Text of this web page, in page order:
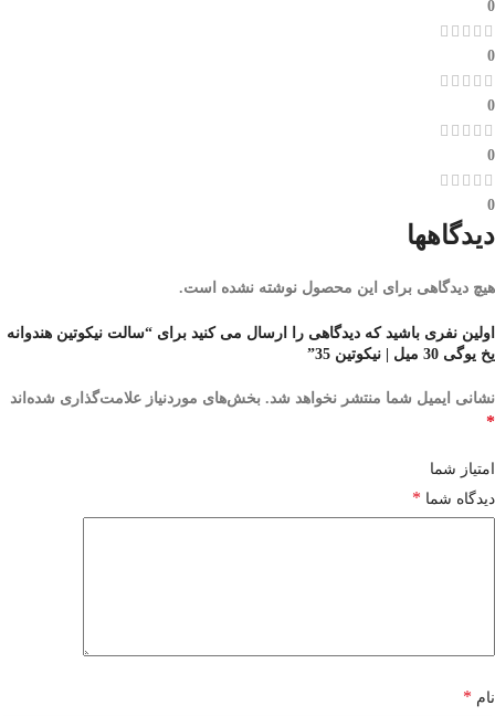
0
0
0
0
0
دیدگاهها
هیچ دیدگاهی برای این محصول نوشته نشده است.
اولین نفری باشید که دیدگاهی را ارسال می کنید برای “سالت نیکوتین هندوانه
یخ یوگی 30 میل | نیکوتین 35”
نشانی ایمیل شما منتشر نخواهد شد. بخش‌های موردنیاز علامت‌گذاری شده‌اند
*
امتیاز شما
دیدگاه شما *
نام *